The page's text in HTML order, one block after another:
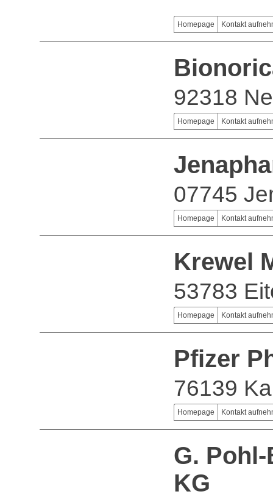
Homepage Kontakt
92318
Homepage Kontakt
07745
Homepage Kontakt
Krewel
53783
Homepage Kontakt
Pfizer
76139
Homepage Kontakt
G.
KG